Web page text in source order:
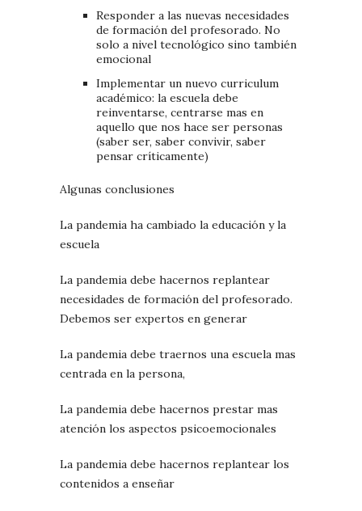
Responder a las nuevas necesidades
de formación del profesorado. No
solo a nivel tecnológico sino también
emocional
Implementar un nuevo curriculum
académico: la escuela debe
reinventarse, centrarse mas en
aquello que nos hace ser personas
(saber ser, saber convivir, saber
pensar críticamente)
Algunas conclusiones
La pandemia ha cambiado la educación y la
escuela
La pandemia debe hacernos replantear
necesidades de formación del profesorado.
Debemos ser expertos en generar
La pandemia debe traernos una escuela mas
centrada en la persona,
La pandemia debe hacernos prestar mas
atención los aspectos psicoemocionales
La pandemia debe hacernos replantear los
contenidos a enseñar